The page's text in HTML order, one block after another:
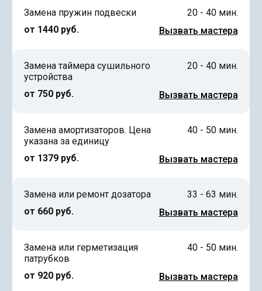
Замена пружин подвески
от 1440 руб.
20 - 40 мин.
Вызвать мастера
Замена таймера сушильного
устройства
от 750 руб.
20 - 40 мин.
Вызвать мастера
Замена амортизаторов. Цена
указана за единицу
от 1379 руб.
40 - 50 мин.
Вызвать мастера
Замена или ремонт дозатора
от 660 руб.
33 - 63 мин.
Вызвать мастера
Замена или герметизация
патрубков
от 920 руб.
40 - 50 мин.
Вызвать мастера